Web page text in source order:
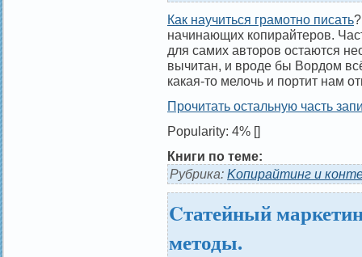
Как научиться грамотно писать
начинающих копирайтеров.
для самих авторов остаются
вычитан, и вроде бы Вордом
какая-то мелочь и портит нам
Прочитать остальную часть
Popularity: 4% []
Книги по теме:
Рубрика: Kопирайтинг и
Cтатейный
методы.